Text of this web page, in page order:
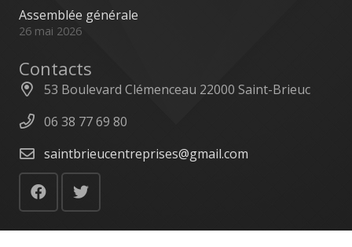
Assemblée générale
26 mai 2026
Contacts
53 Boulevard Clémenceau 22000 Saint-Brieuc
06 38 77 69 80
saintbrieucentreprises@gmail.com